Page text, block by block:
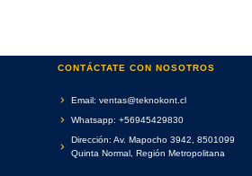
CONTÁCTATE CON NOSOTROS
Email: ventas@teknokont.cl
Whatsapp: +56945429830
Dirección: Av. Mapocho 3942, 8501099
Quinta Normal, Región Metropolitana